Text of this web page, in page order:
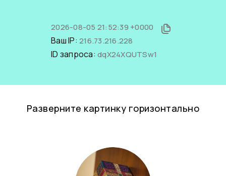
2026-08-05 21:52:39 +0000
Ваш IP: 216.73.216.228
ID запроса: dqX24XQUTSw1
Разверните картинку горизонтально